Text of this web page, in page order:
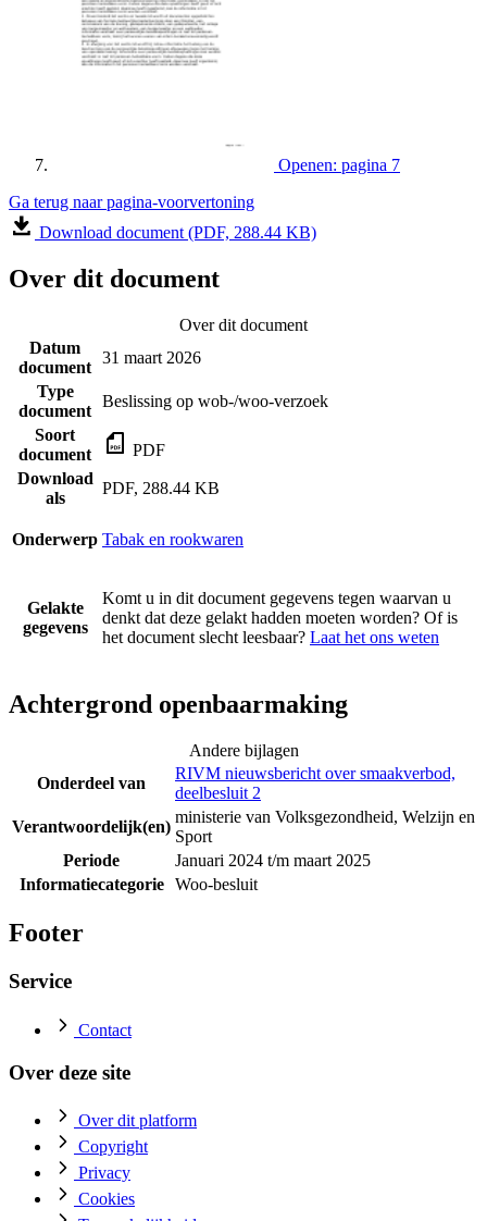
Openen: pagina 7
Ga terug naar pagina-voorvertoning
Download document (PDF, 288.44 KB)
Over dit document
Over dit document
Datum
document
31 maart 2026
Type
document
Beslissing op wob-/woo-verzoek
Soort
document
PDF
Download
als
PDF, 288.44 KB
Onderwerp Tabak en rookwaren
Gelakte
gegevens
Komt u in dit document gegevens tegen waarvan u
denkt dat deze gelakt hadden moeten worden? Of is
het document slecht leesbaar? Laat het ons weten
Achtergrond openbaarmaking
Andere bijlagen
Onderdeel van
RIVM nieuwsbericht over smaakverbod,
deelbesluit 2
Verantwoordelijk(en)
ministerie van Volksgezondheid, Welzijn en
Sport
Periode
Januari 2024 t/m maart 2025
Informatiecategorie
Woo-besluit
Footer
Service
Contact
Over deze site
Over dit platform
Copyright
Privacy
Cookies